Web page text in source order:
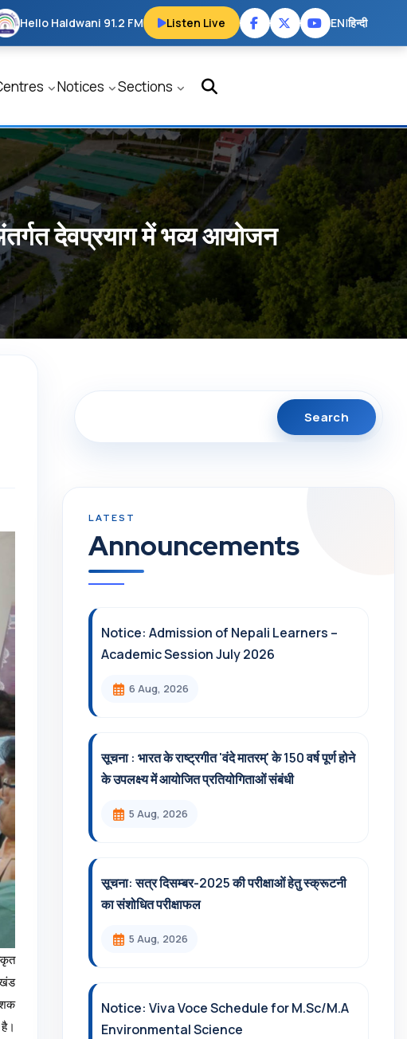
Hello Haldwani 91.2 FM Listen Live EN|हिन्दी
Notices Sections
देवप्रयाग में भव्य आयोजन
Announcements
Notice: Admission of Nepali Learners –
Academic Session July 2026
6 Aug, 2026
सूचना : भारत के राष्ट्रगीत 'वंदे मातरम्' के 150 वर्ष पूर्ण होने
के उपलक्ष्य में आयोजित प्रतियोगिताओं संबंधी
5 Aug, 2026
सूचना: सत्र दिसम्‍बर-2025 की परीक्षाओं हेतु स्क्रूटनी
का संशोधित परीक्षाफल
5 Aug, 2026
Notice: Viva Voce Schedule for M.Sc/M.A
Environmental Science